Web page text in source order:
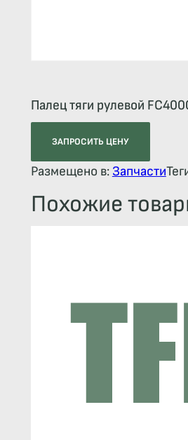
Палец тяги рулевой
ЗАПРОСИТЬ ЦЕНУ
Размещено в: Запчасти
Похожие